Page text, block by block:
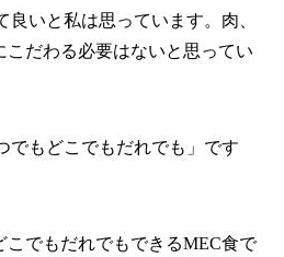
良いと私は思っています。肉、
こだわる必要はないと思ってい
でもどこでもだれでも」です
こでもだれでもできるMEC食で